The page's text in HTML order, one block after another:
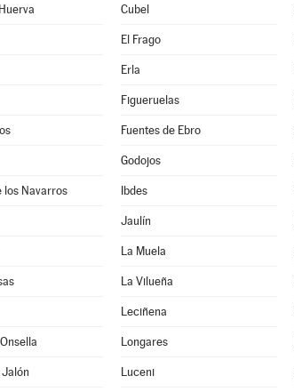
Cubel
El Frago
Erla
Figueruelas
Fuentes de Ebro
Godojos
los Navarros Ibdes
Jaulín
La Muela
La Vilueña
Leciñena
Longares
Luceni